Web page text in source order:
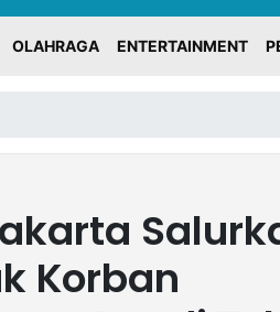
OLAHRAGA ENTERTAINMENT
Korban